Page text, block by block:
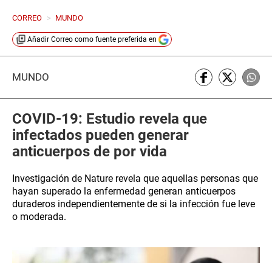
CORREO > MUNDO
Añadir Correo como fuente preferida en
MUNDO
COVID-19: Estudio revela que
infectados pueden generar
anticuerpos de por vida
Investigación de Nature revela que aquellas personas que
hayan superado la enfermedad generan anticuerpos
duraderos independientemente de si la infección fue leve
o moderada.